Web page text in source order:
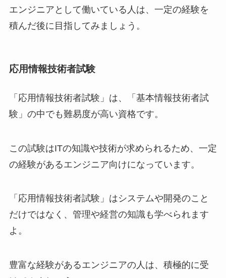
エンジニアとして働いている人は、一定の経験を
積んだ後に目指してみましょう。
応用情報技術者試験
「応用情報技術者試験」は、「基本情報技術者試
験」の中でも難易度が高い資格です。
この試験はITの知識や技術が求められるため、一定
の経験があるエンジニア向けになっています。
「応用情報技術者試験」はシステムや開発のこと
だけではなく、管理や経営の知識も学べられます
よ。
豊富な経験があるエンジニアの人は、積極的に受